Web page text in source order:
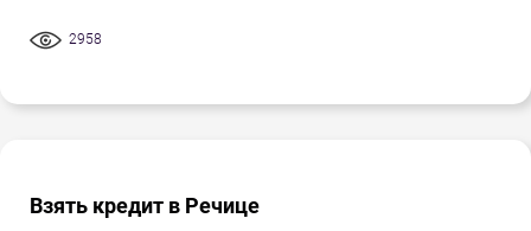
2958
Взять кредит в Речице